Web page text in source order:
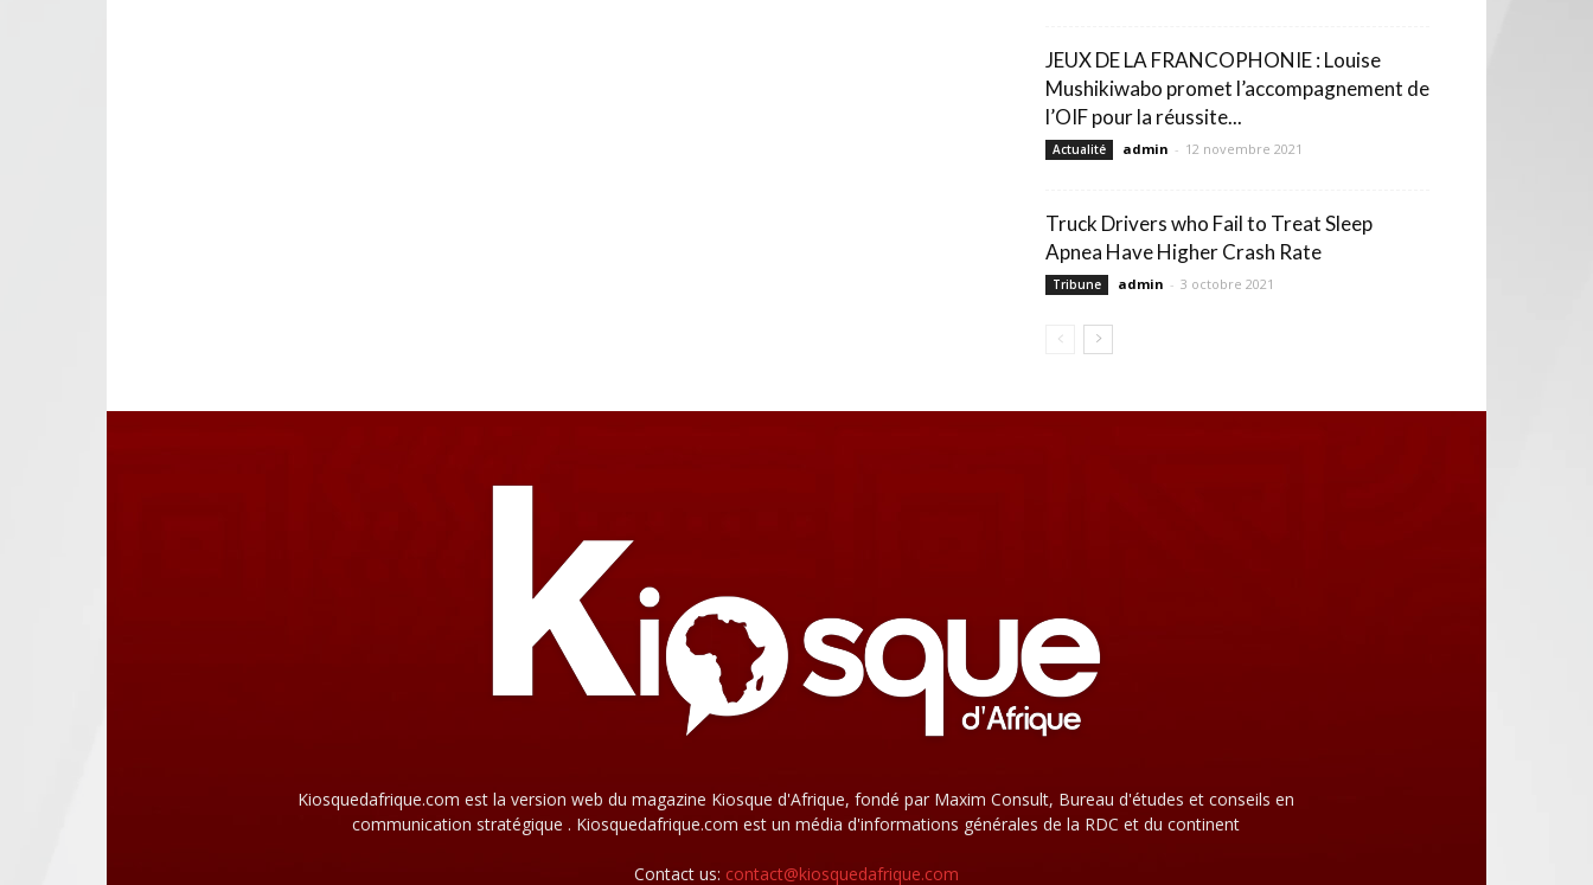
JEUX DE LA FRANCOPHONIE : Louise
Mushikiwabo promet l’accompagnement de
l’OIF pour la réussite...
Actualité admin - 12 novembre 2021
Truck Drivers who Fail to Treat Sleep
Apnea Have Higher Crash Rate
Tribune admin - 3 octobre 2021
Kiosquedafrique.com est la version web du magazine Kiosque d'Afrique, fondé par Maxim Consult, Bureau d'études et conseils en
communication stratégique . Kiosquedafrique.com est un média d'informations générales de la RDC et du continent
Contact us: contact@kiosquedafrique.com